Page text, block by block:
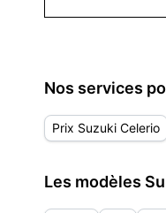
Nos services
Prix Suzuki Celerio
Les modèles